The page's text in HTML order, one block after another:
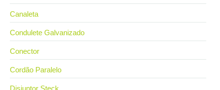
Canaleta
Condulete Galvanizado
Conector
Cordão Paralelo
Disjuntor Steck